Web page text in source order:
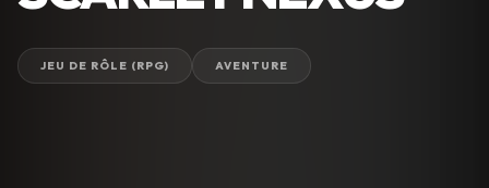
JEU DE RÔLE (RPG) AVENTURE